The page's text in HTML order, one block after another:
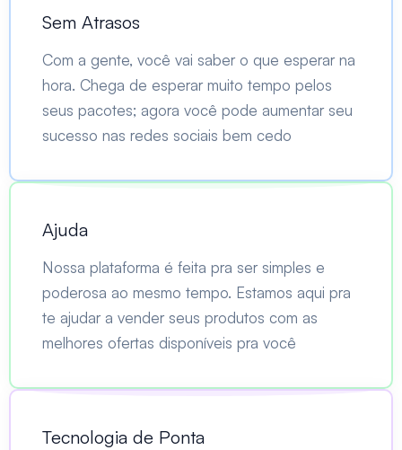
Sem Atrasos
Com a gente, você vai saber o que esperar na
hora. Chega de esperar muito tempo pelos
seus pacotes; agora você pode aumentar seu
sucesso nas redes sociais bem cedo
Ajuda
Nossa plataforma é feita pra ser simples e
poderosa ao mesmo tempo. Estamos aqui pra
te ajudar a vender seus produtos com as
melhores ofertas disponíveis pra você
Tecnologia de Ponta